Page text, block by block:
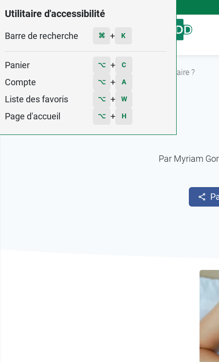
Utilitaire d'accessibilité
Barre de recherche ⌘ + K
Panier ⌥ + C
Compte ⌥ + A
Liste des favoris ⌥ + W
Page d'accueil ⌥ + H
Menu
Bébé constipé : que faire ?
Par Myriam